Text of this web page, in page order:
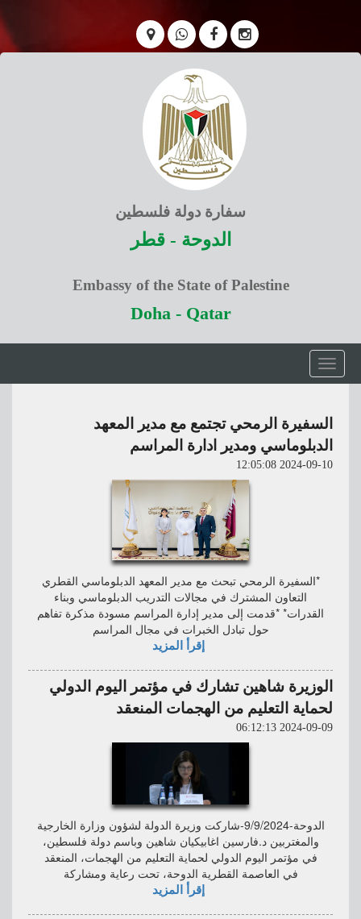
سفارة دولة فلسطين
الدوحة - قطر
Embassy of the State of Palestine
Doha - Qatar
Toggle
navigation
السفيرة الرمحي تجتمع مع مدير المعهد
الدبلوماسي ومدير ادارة المراسم
2024-09-10 12:05:08
*السفيرة الرمحي تبحث مع مدير المعهد الدبلوماسي القطري
التعاون المشترك في مجالات التدريب الدبلوماسي وبناء
القدرات* *قدمت إلى مدير إدارة المراسم مسودة مذكرة تفاهم
حول تبادل الخبرات في مجال المراسم
إقرأ المزيد
الوزيرة شاهين تشارك في مؤتمر اليوم الدولي
لحماية التعليم من الهجمات المنعقد
2024-09-09 06:12:13
الدوحة-9/9/2024-شاركت وزيرة الدولة لشؤون وزارة الخارجية
والمغتربين د.فارسين اغابيكيان شاهين وباسم دولة فلسطين،
في مؤتمر اليوم الدولي لحماية التعليم من الهجمات، المنعقد
في العاصمة القطرية الدوحة، تحت رعاية ومشاركة
إقرأ المزيد